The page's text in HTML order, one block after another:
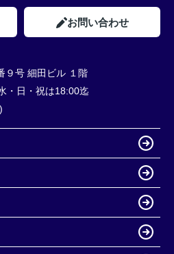
お問い合わせ
９号 細田ビル １階
・日・祝は18:00迄